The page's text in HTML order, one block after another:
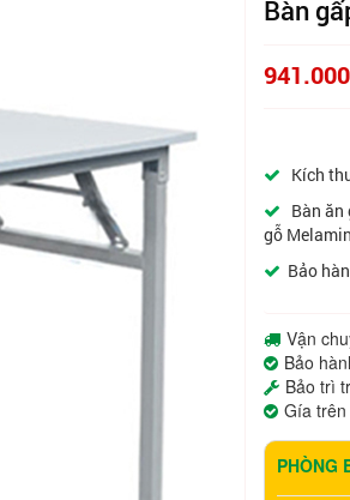
Bàn
Kích
Bàn
gỗ
Bảo
Vận
Bảo
Bảo trì
Gía
PHÒNG